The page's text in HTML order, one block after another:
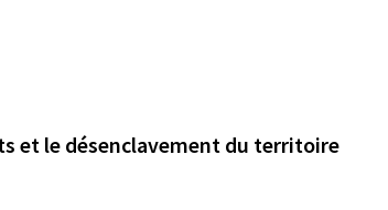
et le désenclavement du territoire